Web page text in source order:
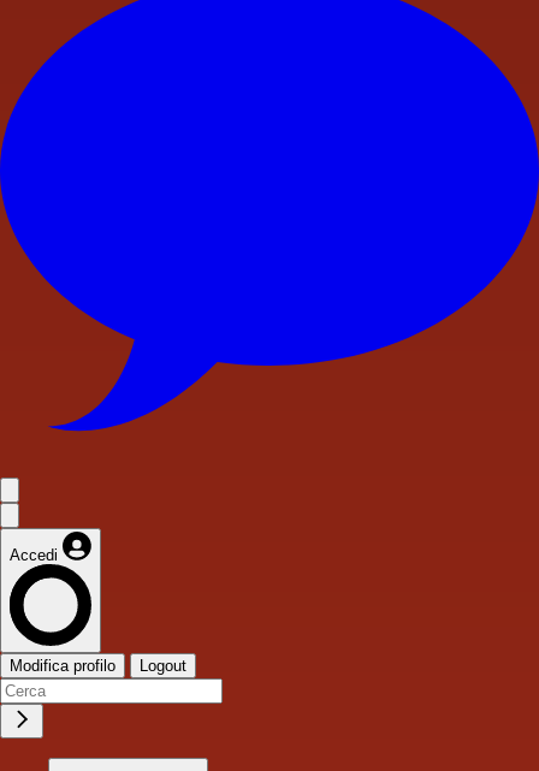
Accedi
Modifica profilo Logout